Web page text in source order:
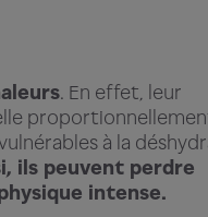
. En effet, leur
à la
ils peuvent perdre
intense.